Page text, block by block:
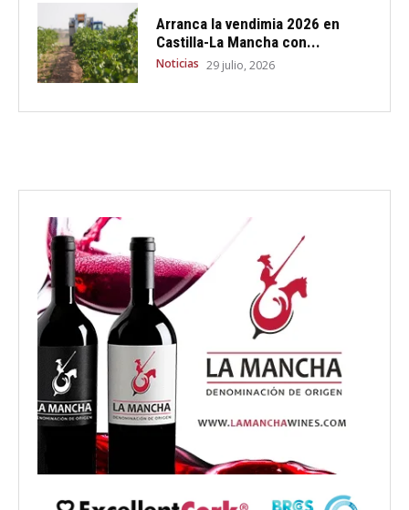
Arranca la vendimia 2026 en
Castilla-La Mancha con...
Noticias 29 julio, 2026